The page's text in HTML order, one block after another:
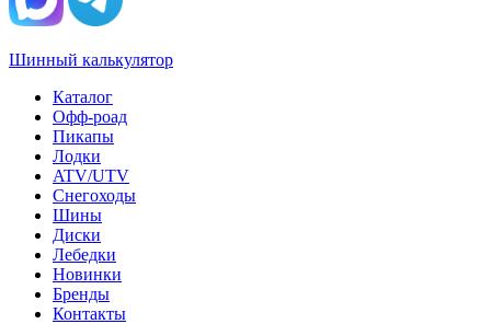
Шинный калькулятор
Каталог
Офф-роад
Пикапы
Лодки
ATV/UTV
Снегоходы
Шины
Диски
Лебедки
Новинки
Бренды
Контакты